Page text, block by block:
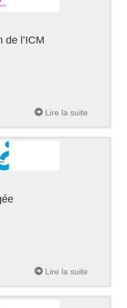
de l’ICM
Lire la suite
Lire la suite